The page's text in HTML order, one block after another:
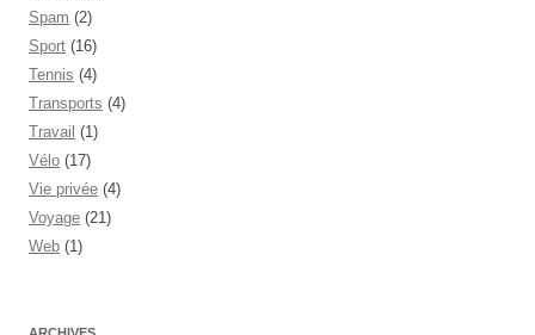
Spam (2)
Sport (16)
Tennis (4)
Transports (4)
Travail (1)
Vélo (17)
Vie privée (4)
Voyage (21)
Web (1)